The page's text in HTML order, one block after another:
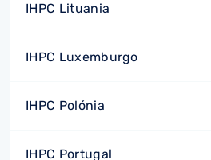
IHPC Lituania
IHPC Luxemburgo
IHPC Polónia
IHPC Portugal